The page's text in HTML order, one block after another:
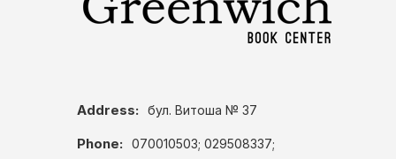
Address: бул. Витоша № 37
Phone: 070010503; 029508337;